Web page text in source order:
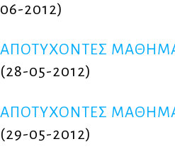
06-2012)
ΑΠΟΤΥΧΟΝΤΕΣ
(28-05-2012)
ΑΠΟΤΥΧΟΝΤΕΣ
(29-05-2012)